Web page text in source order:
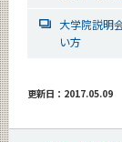
大学院説明
い方
更新日：2017.05.09